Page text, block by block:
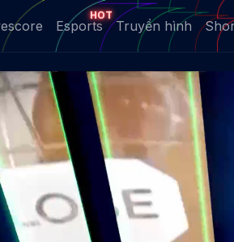
Esports
HOT
Truyền hình